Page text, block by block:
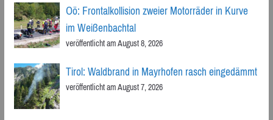
Oö: Frontalkollision zweier Motorräder in Kurve
im Weißenbachtal
veröffentlicht am August 8, 2026
Tirol: Waldbrand in Mayrhofen rasch eingedämmt
veröffentlicht am August 7, 2026